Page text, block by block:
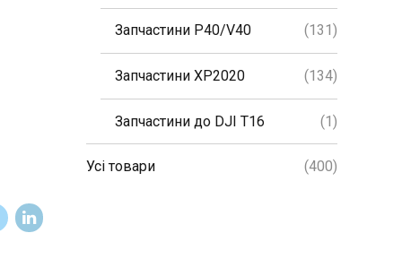
Запчастини P40/V40 (131)
Запчастини XP2020 (134)
Запчастини до DJI T16 (1)
Усі товари (400)